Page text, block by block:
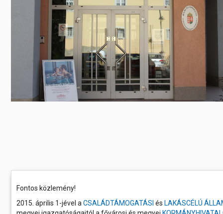
Gyerekeknek
Sport
Buli/Disco
Kiemelt rendezvények
Tanfolyam, képzés
Megyei kitekintő
Fák
Labdarúgás
Röplabda
Fontos közlemény!
2015. április 1-jével a CSALÁDTÁMOGATÁSI és LAKÁSCÉLÚ